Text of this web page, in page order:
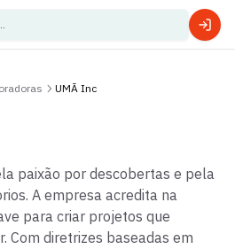
UMÃ Inc
paixão por descobertas e pela
A empresa acredita na
para criar projetos que
Com diretrizes baseadas em